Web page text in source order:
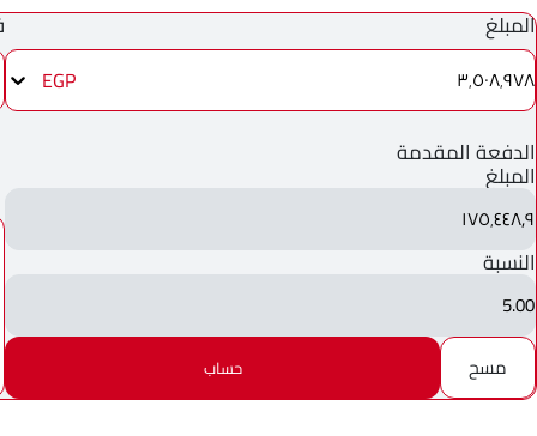
المبلغ
٣٬٥٠٨٬٩٧٨ EGP
الدفعة المقدمة
المبلغ
١٧٥٬٤٤٨٫٩
النسبة
5.00
مسح
حساب